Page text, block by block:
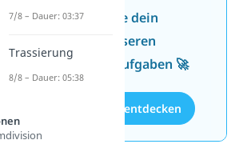
Jetzt neu: Teste dein
Wissen mit unseren
kostenlosen Aufgaben 🚀
Aufgaben entdecken
7/8 – Dauer: 03:37
Trassierung
8/8 – Dauer: 05:38